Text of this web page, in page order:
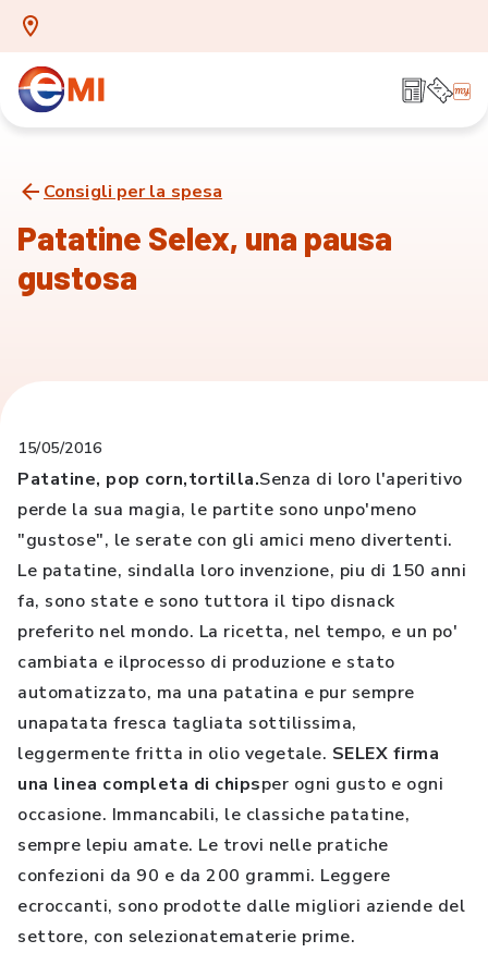
Consigli per la spesa
Patatine Selex, una pausa
gustosa
15/05/2016
Patatine, pop corn,tortilla.Senza di loro l'aperitivo
perde la sua magia, le partite sono unpo'meno
"gustose", le serate con gli amici meno divertenti.
Le patatine, sindalla loro invenzione, piu di 150 anni
fa, sono state e sono tuttora il tipo disnack
preferito nel mondo. La ricetta, nel tempo, e un po'
cambiata e ilprocesso di produzione e stato
automatizzato, ma una patatina e pur sempre
unapatata fresca tagliata sottilissima,
leggermente fritta in olio vegetale. SELEX firma
una linea completa di chipsper ogni gusto e ogni
occasione. Immancabili, le classiche patatine,
sempre lepiu amate. Le trovi nelle pratiche
confezioni da 90 e da 200 grammi. Leggere
ecroccanti, sono prodotte dalle migliori aziende del
settore, con selezionatematerie prime.